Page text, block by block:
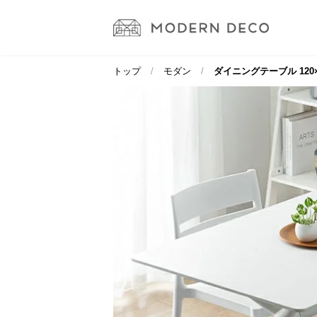
トップ モダン ダイニングテーブル